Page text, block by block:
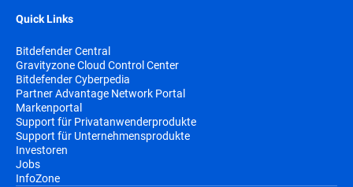
Quick Links
Bitdefender Central
Gravityzone Cloud Control Center
Bitdefender Cyberpedia
Partner Advantage Network Portal
Markenportal
Support für Privatanwenderprodukte
Support für Unternehmensprodukte
Investoren
Jobs
InfoZone